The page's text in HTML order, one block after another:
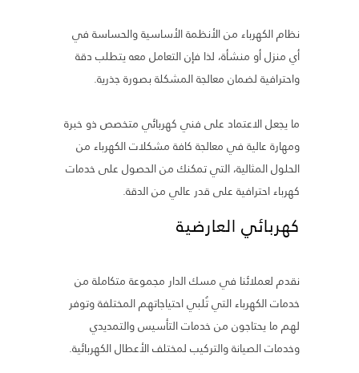
نظام الكهرباء من الأنظمة الأساسية والحساسة في
أي منزل أو منشأة، لذا فإن التعامل معه يتطلب دقة
واحترافية لضمان معالجة المشكلة بصورة جذرية.
ما يجعل الاعتماد على فني كهربائي متخصص ذو خبرة
ومهارة عالية في معالجة كافة مشكلات الكهرباء من
الحلول المثالية، التي تمكنك من الحصول على خدمات
كهرباء احترافية على قدر عالي من الدقة.
كهربائي العارضية
نقدم لعملائنا في مسك الدار مجموعة متكاملة من
خدمات الكهرباء التي تُلبي احتياجاتهم المختلفة وتوفر
لهم ما يحتاجون من خدمات التأسيس والتمديدي
وخدمات الصيانة والتركيب لمختلف الأعطال الكهربائية.